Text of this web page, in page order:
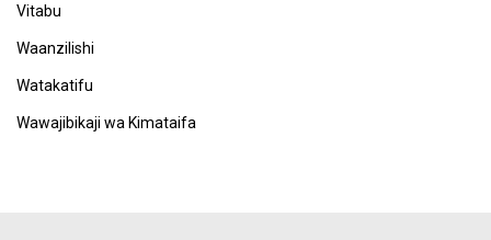
Vitabu
Waanzilishi
Watakatifu
Wawajibikaji wa Kimataifa